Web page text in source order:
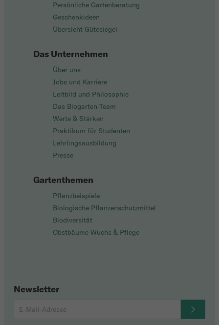
Persönliche Gartenberatung
Geschenkideen
Übersicht Gütesiegel
Das Unternehmen
Über uns
Jobs und Karriere
Leitbild und Philosophie
Das Biogarten-Team
Werte & Stärken
Praktikum für Studenten
Lehrlingsausbildung
Presse
Gartenthemen
Pflanzbeispiele
Biologische Pflanzenschutzmittel
Biodiversität
Obstbäume Wuchs & Pflege
Newsletter